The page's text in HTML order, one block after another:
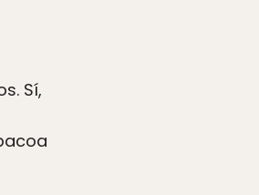
Sí,